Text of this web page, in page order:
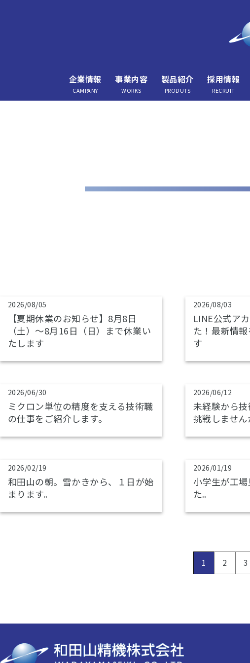
企業情報
CAMPANY
事業内容
WORKS
製品紹介
PRODUTS
採用情報
RECRUIT
2026/08/05
【夏期休業のお知らせ】8月8日
（土）～8月16日（日）まで休業い
たします
2026/08/03
LINE公式ア
た！最新情
す
2026/06/30
ミクロン単位の精度を支える技術職
の仕事をご紹介します。
2026/06/12
未経験から
挑戦しません
2026/02/19
和田山の朝。雪かきから、１日が始
まります。
2026/01/19
小学生が工
た。
1 2 3